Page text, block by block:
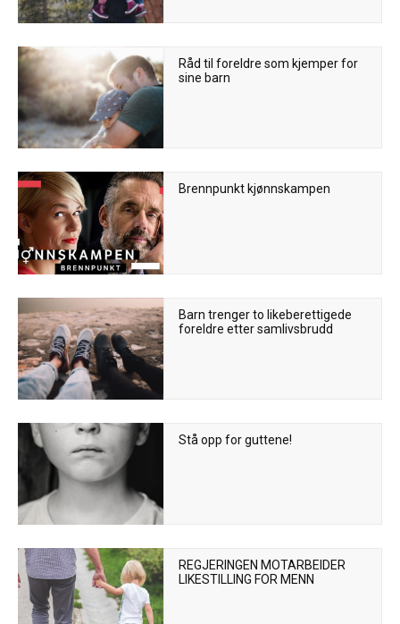
Råd til foreldre som kjemper for
sine barn
Brennpunkt kjønnskampen
Barn trenger to likeberettigede
foreldre etter samlivsbrudd
Stå opp for guttene!
REGJERINGEN MOTARBEIDER
LIKESTILLING FOR MENN